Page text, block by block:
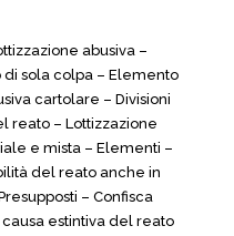
abusiva –
sola colpa – Elemento
cartolare – Divisioni
reato – Lottizzazione
e mista – Elementi –
del reato anche in
– Confisca
estintiva del reato